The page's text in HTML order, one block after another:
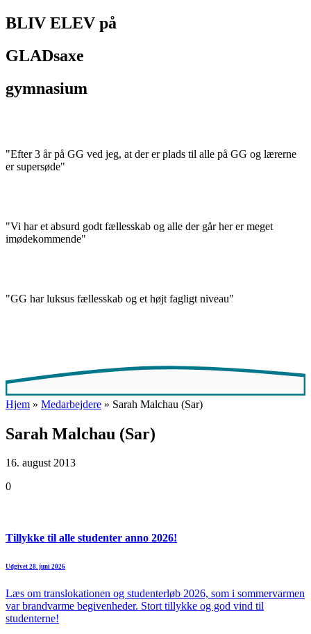
BLIV ELEV på
GLADsaxe
gymnasium
"Efter 3 år på GG ved jeg, at der er plads til alle på GG og lærerne
er supersøde"
"Vi har et absurd godt fællesskab og alle der går her er meget
imødekommende"
"GG har luksus fællesskab og et højt fagligt niveau"
Hjem » Medarbejdere » Sarah Malchau (Sar)
Sarah Malchau (Sar)
16. august 2013
0
Tillykke til alle studenter anno 2026!
Udgivet 28. juni 2026
Læs om translokationen og studenterløb 2026, som i sommervarmen
var brandvarme begivenheder. Stort tillykke og god vind til
studenterne!